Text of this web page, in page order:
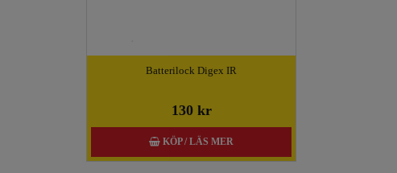
Batterilock Digex IR
130 kr
KÖP / LÄS MER